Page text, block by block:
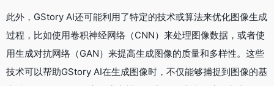
此外，GStory AI还可能利用了特定的技术或算法来优化图像生成
过程，比如使用卷积神经网络（CNN）来处理图像数据，或者使
用生成对抗网络（GAN）来提高生成图像的质量和多样性。这些
技术可以帮助GStory AI在生成图像时，不仅能够捕捉到图像的基